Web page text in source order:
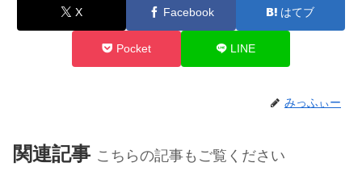
X Facebook はてブ
Pocket LINE
みっふぃー
関連記事 こちらの記事もご覧ください